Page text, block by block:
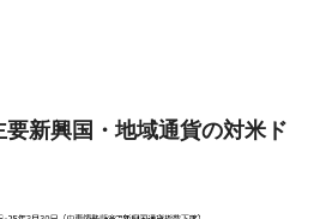
新興国・地域通貨の対米ド